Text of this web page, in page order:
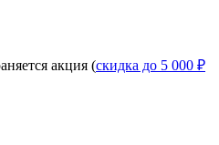
акция (скидка до 5 000 ₽